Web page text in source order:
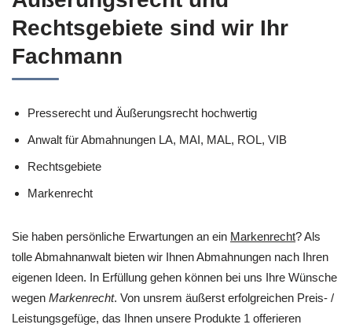
Rechtsgebiete sind wir Ihr
Fachmann
Presserecht und Äußerungsrecht hochwertig
Anwalt für Abmahnungen LA, MAI, MAL, ROL, VIB
Rechtsgebiete
Markenrecht
Sie haben persönliche Erwartungen an ein Markenrecht? Als
tolle Abmahnanwalt bieten wir Ihnen Abmahnungen nach Ihren
eigenen Ideen. In Erfüllung gehen können bei uns Ihre Wünsche
wegen Markenrecht. Von unsrem äußerst erfolgreichen Preis- /
Leistungsgefüge, das Ihnen unsere Produkte 1 offerieren